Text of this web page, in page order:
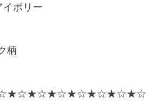
リー
柄